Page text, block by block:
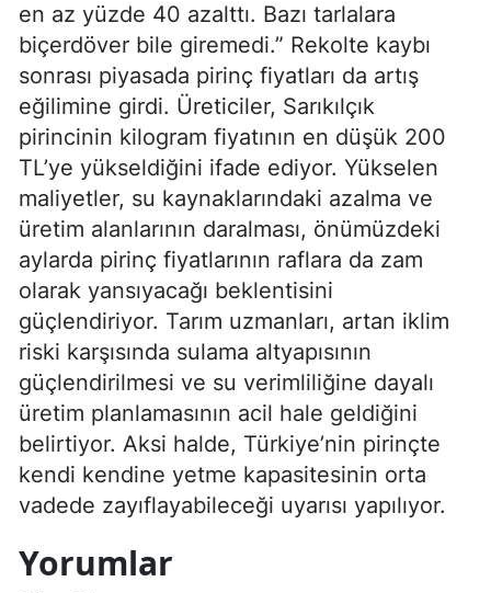
en az yüzde 40 azalttı. Bazı tarlalara
biçerdöver bile giremedi.” Rekolte kaybı
sonrası piyasada pirinç fiyatları da artış
eğilimine girdi. Üreticiler, Sarıkılçık
pirincinin kilogram fiyatının en düşük 200
TL’ye yükseldiğini ifade ediyor. Yükselen
maliyetler, su kaynaklarındaki azalma ve
üretim alanlarının daralması, önümüzdeki
aylarda pirinç fiyatlarının raflara da zam
olarak yansıyacağı beklentisini
güçlendiriyor. Tarım uzmanları, artan iklim
riski karşısında sulama altyapısının
güçlendirilmesi ve su verimliliğine dayalı
üretim planlamasının acil hale geldiğini
belirtiyor. Aksi halde, Türkiye’nin pirinçte
kendi kendine yetme kapasitesinin orta
vadede zayıflayabileceği uyarısı yapılıyor.
Yorumlar